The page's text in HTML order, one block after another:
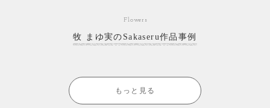
Flowers
牧 まゆ実のSakaseru作品事例
もっと見る